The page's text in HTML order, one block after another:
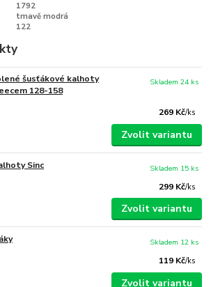
1792
tmavě modrá
122
šusťákové kalhoty
128-158
269 Kč/ks
Skladem 24 ks
Zvolit variantu
Sinc
299 Kč/ks
Skladem 15 ks
Zvolit variantu
119 Kč/ks
Skladem 12 ks
Zvolit variantu